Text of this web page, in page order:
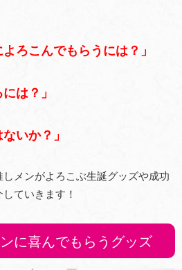
ろこんでもらうには？」
は？」
いか？」
メンがよろこぶ生誕グッズや成功
ていきます！
に喜んでもらうグッズ